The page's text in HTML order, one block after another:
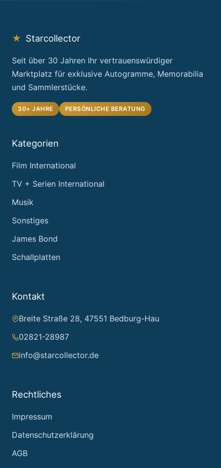
★ Starcollector
Seit über 30 Jahren Ihr vertrauenswürdiger
Marktplatz für exklusive Autogramme, Memorabilia
und Sammlerstücke.
30+ JAHRE PERSÖNLICHE BERATUNG
Kategorien
Film International
TV + Serien International
Musik
Sonstiges
James Bond
Schallplatten
Kontakt
Breite Straße 28, 47551 Bedburg-Hau
02821-28987
info@starcollector.de
Rechtliches
Impressum
Datenschutzerklärung
AGB